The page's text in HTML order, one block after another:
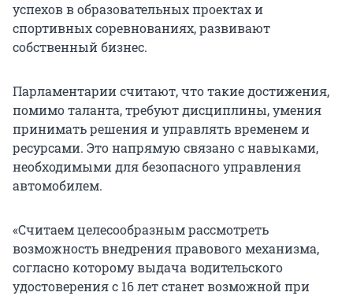
успехов в образовательных проектах и
спортивных соревнованиях, развивают
собственный бизнес.
Парламентарии считают, что такие достижения,
помимо таланта, требуют дисциплины, умения
принимать решения и управлять временем и
ресурсами. Это напрямую связано с навыками,
необходимыми для безопасного управления
автомобилем.
«Считаем целесообразным рассмотреть
возможность внедрения правового механизма,
согласно которому выдача водительского
удостоверения с 16 лет станет возможной при